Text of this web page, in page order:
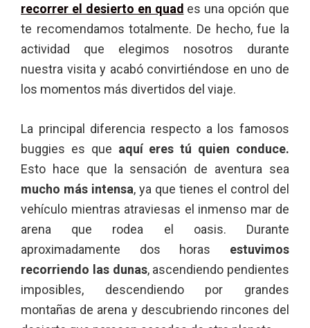
recorrer el desierto en quad es una opción que
te recomendamos totalmente. De hecho, fue la
actividad que elegimos nosotros durante
nuestra visita y acabó convirtiéndose en uno de
los momentos más divertidos del viaje.
La principal diferencia respecto a los famosos
buggies es que aquí eres tú quien conduce.
Esto hace que la sensación de aventura sea
mucho más intensa, ya que tienes el control del
vehículo mientras atraviesas el inmenso mar de
arena que rodea el oasis. Durante
aproximadamente dos horas estuvimos
recorriendo las dunas, ascendiendo pendientes
imposibles, descendiendo por grandes
montañas de arena y descubriendo rincones del